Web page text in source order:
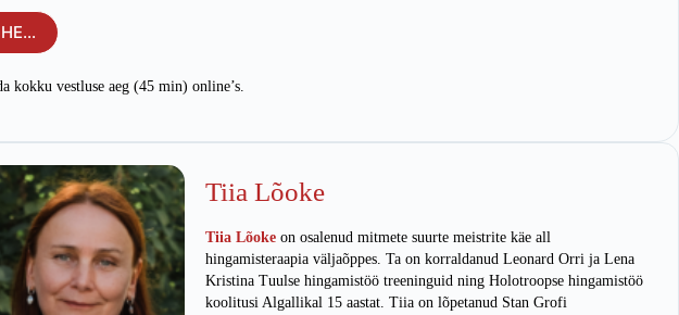
kokku vestluse aeg (45 min) online’s.
Tiia Lõoke
Tiia Lõokeon osalenud mitmete suurte meistrite käe all
hingamisteraapia väljaõppes. Ta on korraldanud Leonard Orri ja Lena
Kristina Tuulse hingamistöö treeninguid ning Holotroopse hingamistöö
koolitusi Algallikal 15 aastat. Tiia on lõpetanud Stan Grofi